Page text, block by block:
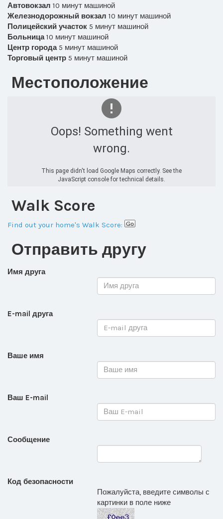
Автовокзал 10 минут машиной
Железнодорожный вокзал 10 минут машиной
Полицейский участок 5 минут машиной
Больница10 минут машиной
Центр города5 минут машиной
Торговый центр 5 минут машиной
Местоположение
Oops! Something went
wrong.
This page didn't load Google Maps correctly. See the
JavaScript console for technical details.
Walk Score
Find out your home's Walk Score:
Отправить другу
Имя друга
E-mail друга
Ваше имя
Ваш E-mail
Сообщение
Код безопасности
Пожалуйста, введите символы с
картинки в поле ниже